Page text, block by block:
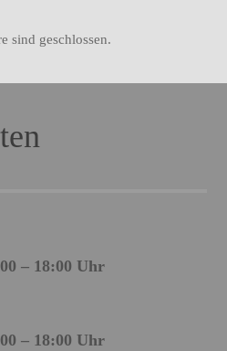
sind geschlossen.
– 18:00 Uhr
– 18:00 Uhr